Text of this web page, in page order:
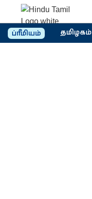
ப்ரீமியம் தமிழகம்